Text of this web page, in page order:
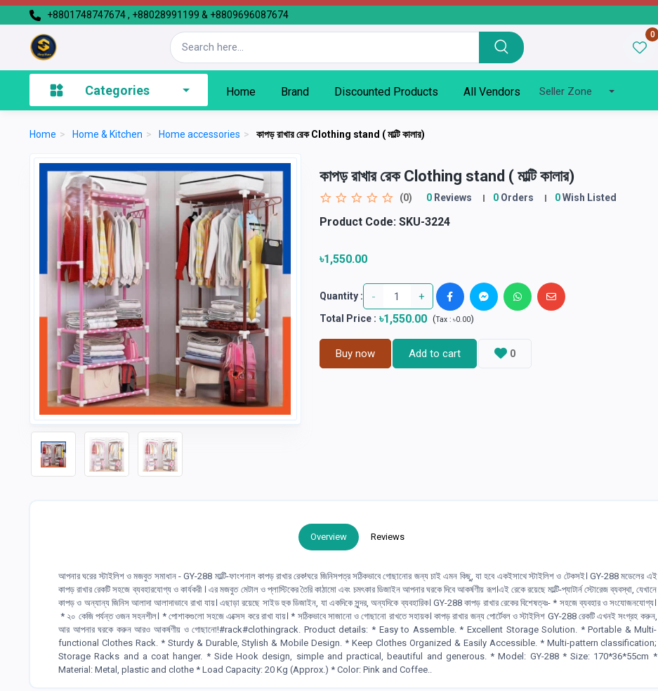
+8801748747674 , +88028991199 & +8809696087674
0
Categories Home Brand Discounted Products All Vendors Seller Zone
Home > Home & Kitchen > Home accessories > কাপড় রাখার রেক Clothing stand ( মাল্টি কালার)
কাপড় রাখার রেক Clothing stand ( মাল্টি কালার)
(0) 0Reviews 0Orders 0Wish Listed
Product Code:SKU-3224
৳1,550.00
Quantity : - +
Total Price: ৳1,550.00 (Tax : ৳0.00)
Buy now Add to cart 0
Overview Reviews
আপনার ঘরের স্টাইলিশ ও মজবুত সমাধান - GY-288 মাল্টি-ফাংশনাল কাপড় রাখার রেক!ঘরে জিনিসপত্র সঠিকভাবে গোছানোর জন্য চাই এমন কিছু, যা হবে একইসাথে স্টাইলিশ ও টেকসই। GY-288 মডেলের এই
কাপড় রাখার রেকটি সহজে ব্যবহারযোগ্য ও কার্যকরী । এর মজবুত মেটাল ও প্লাস্টিকের তৈরি কাঠামো এবং চমৎকার ডিজাইন আপনার ঘরকে দিবে আকর্ষণীয় রূপ।এই রেকে রয়েছে মাল্টি-প্যাটার্ন স্টোরেজ ব্যবস্থা, যেখানে
কাপড় ও অন্যান্য জিনিস আলাদা আলাদাভাবে রাখা যায়। এছাড়া রয়েছে সাইড হুক ডিজাইন, যা একদিকে সুন্দর, অন্যদিকে ব্যবহারিক। GY-288 কাপড় রাখার রেকের বিশেষত্বঃ- * সহজে ব্যবহার ও সংযোজনযোগ্য।
* ২০ কেজি পর্যন্ত ওজন সহনশীল। * পোশাকগুলো সহজে এক্সেস করে রাখা যায়। * সঠিকভাবে সাজানো ও গোছানো রাখতে সহায়ক। কাপড় রাখার জন্য পোর্টেবল ও স্টাইলিশ GY-288 রেকটি এখনই সংগ্রহ করুন,
আর আপনার ঘরকে করুন আরও আকর্ষণীয় ও গোছানো!#rack#clothingrack. Product details: * Easy to Assemble. * Excellent Storage Solution. * Portable & Multi-
functional Clothes Rack. * Sturdy & Durable, Stylish & Mobile Design. * Keep Clothes Organized & Easily Accessible. * Multi-pattern classification;
Storage Racks and a coat hanger. * Side Hook design, simple and practical, beautiful and generous. * Model: GY-288 * Size: 170*36*55cm *
Material: Metal, plastic and clothe * Load Capacity: 20 Kg (Approx.) * Color: Pink and Coffee..